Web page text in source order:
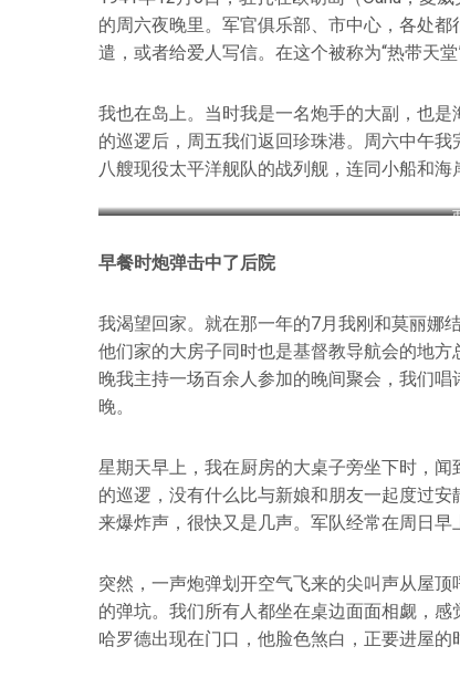
的周六夜晚里。军官俱乐部、市中心，各处
遣，或者给爱人写信。在这个被称为“热带天堂
我也在岛上。当时我是一名炮手的大副，也
的巡逻后，周五我们返回珍珠港。周六中午
八艘现役太平洋舰队的战列舰，连同小船和海
早餐时炮弹击中了后院
我渴望回家。就在那一年的7月我刚和莫丽娜
他们家的大房子同时也是基督教导航会的地
晚我主持一场百余人参加的晚间聚会，我们
晚。
星期天早上，我在厨房的大桌子旁坐下时，
的巡逻，没有什么比与新娘和朋友一起度过
来爆炸声，很快又是几声。军队经常在周日早
突然，一声炮弹划开空气飞来的尖叫声从屋
的弹坑。我们所有人都坐在桌边面面相觑，
哈罗德出现在门口，他脸色煞白，正要进屋的